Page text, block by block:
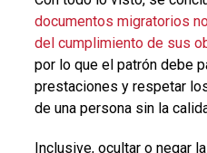
documentos migratorios
del cumplimiento de sus
por lo que el patrón debe
prestaciones y respetar
de una persona sin la
Inclusive, ocultar o negar